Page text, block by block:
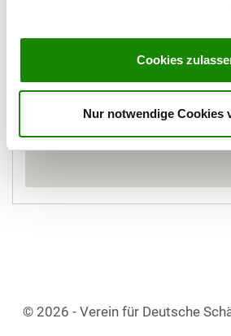
Cookies
Nur notwendige Cookies
© 2026 - Verein für Deutsche